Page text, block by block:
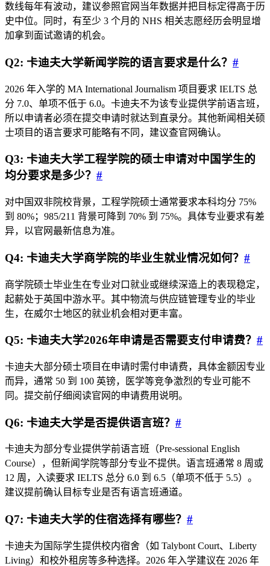
数线每年有波动，建议参照官网当年数据并把目标定得高于历
史中位。同时，有至少 3 个月的 NHS 相关志愿经历会明显增
加拿到面试邀请的机会。
Q2: 卡迪夫大学新闻学院的语言要求是什么？ #
2026 年入学的 MA International Journalism 项目要求 IELTS 总
分 7.0、单项不低于 6.0。卡迪夫不为该专业提供学前语言班，
所以申请者必须在提交申请时就达到直录分。其他新闻相关硕
士项目的语言要求可能略有不同，建议查官网确认。
Q3: 卡迪夫大学工程学院的硕士申请对中国学生的
均分要求是多少？ #
对中国双非院校背景，工程学院硕士通常要求本科均分 75%
到 80%；985/211 背景可降到 70% 到 75%。具体专业要求有差
异，以官网最新信息为准。
Q4: 卡迪夫大学商学院的毕业生就业情况如何？ #
商学院硕士毕业生在专业对口就业或继续深造上的表现稳定，
起薪处于英国中游水平。其中物流与供应链管理专业的毕业
生，在威尔士地区的就业机会相对更丰富。
Q5: 卡迪夫大学2026年申请是否需要支付申请费？ #
卡迪夫大部分硕士项目在申请时需付申请费，具体金额因专业
而异，通常 50 到 100 英镑，医学等竞争激烈的专业可能不
同。提交前仔细阅读官网的申请费用说明。
Q6: 卡迪夫大学是否提供语言班？ #
卡迪夫为部分专业提供学前语言班（Pre-sessional English
Course），但新闻学院等部分专业不提供。语言班通常 8 周或
12 周，入读要求 IELTS 总分 6.0 到 6.5（单项不低于 5.5）。
建议提前确认目标专业是否有语言班通道。
Q7: 卡迪夫大学的住宿选择有哪些？ #
卡迪夫为国际学生提供校内宿舍（如 Talybont Court、Liberty
Living）和校外租房等多种选择。2026 年入学建议在 2026 年